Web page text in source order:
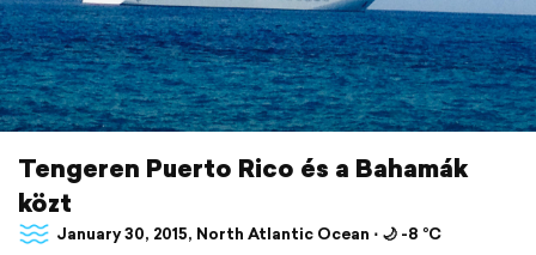
Tengeren Puerto Rico és a Bahamák
közt
January 30, 2015, North Atlantic Ocean ⋅ 🌙 -8 °C